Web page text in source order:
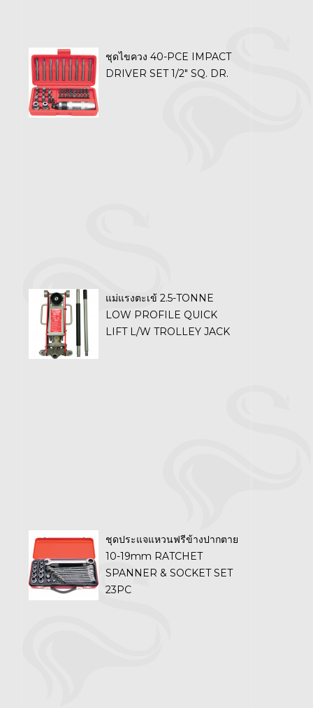
ชุดไขควง 40-PCE IMPACT
DRIVER SET 1/2" SQ. DR.
แม่แรงตะเข้ 2.5-TONNE
LOW PROFILE QUICK
LIFT L/W TROLLEY JACK
ชุดประแจแหวนฟรีข้างปากตาย
10-19mm RATCHET
SPANNER & SOCKET SET
23PC